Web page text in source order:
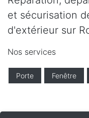
et sécurisation
d'extérieur sur
Nos services
Porte Fenêtre